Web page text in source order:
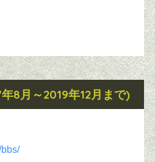
8月～2019年12月まで)